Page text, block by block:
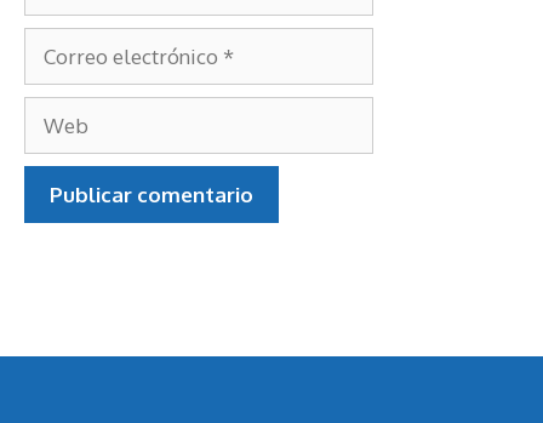
Nombre
Correo
electrónico
Web